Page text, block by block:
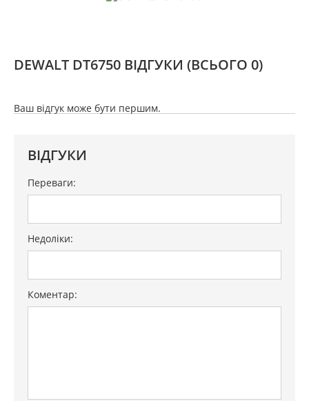
DEWALT DT6750 ВІДГУКИ (ВСЬОГО 0)
Ваш відгук може бути першим.
ВІДГУКИ
Переваги:
Недоліки:
Коментар: